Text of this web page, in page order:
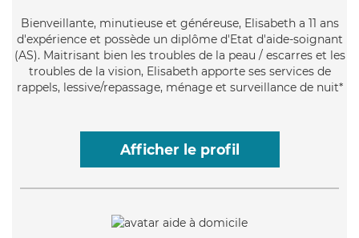
Bienveillante, minutieuse et généreuse, Elisabeth a 11 ans
d'expérience et possède un diplôme d'Etat d'aide-soignant
(AS). Maitrisant bien les troubles de la peau / escarres et les
troubles de la vision, Elisabeth apporte ses services de
rappels, lessive/repassage, ménage et surveillance de nuit*
Afficher le profil